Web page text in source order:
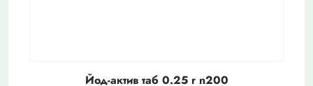
Йод-актив таб 0.25 г n200